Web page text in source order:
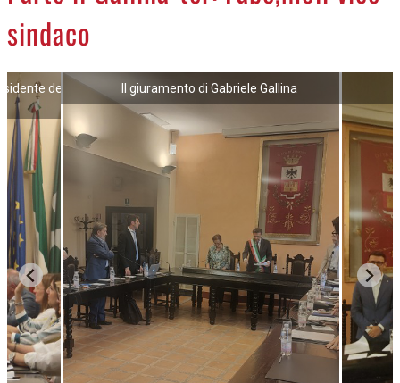
sindaco
del Il giuramento di Gabriele Gallina